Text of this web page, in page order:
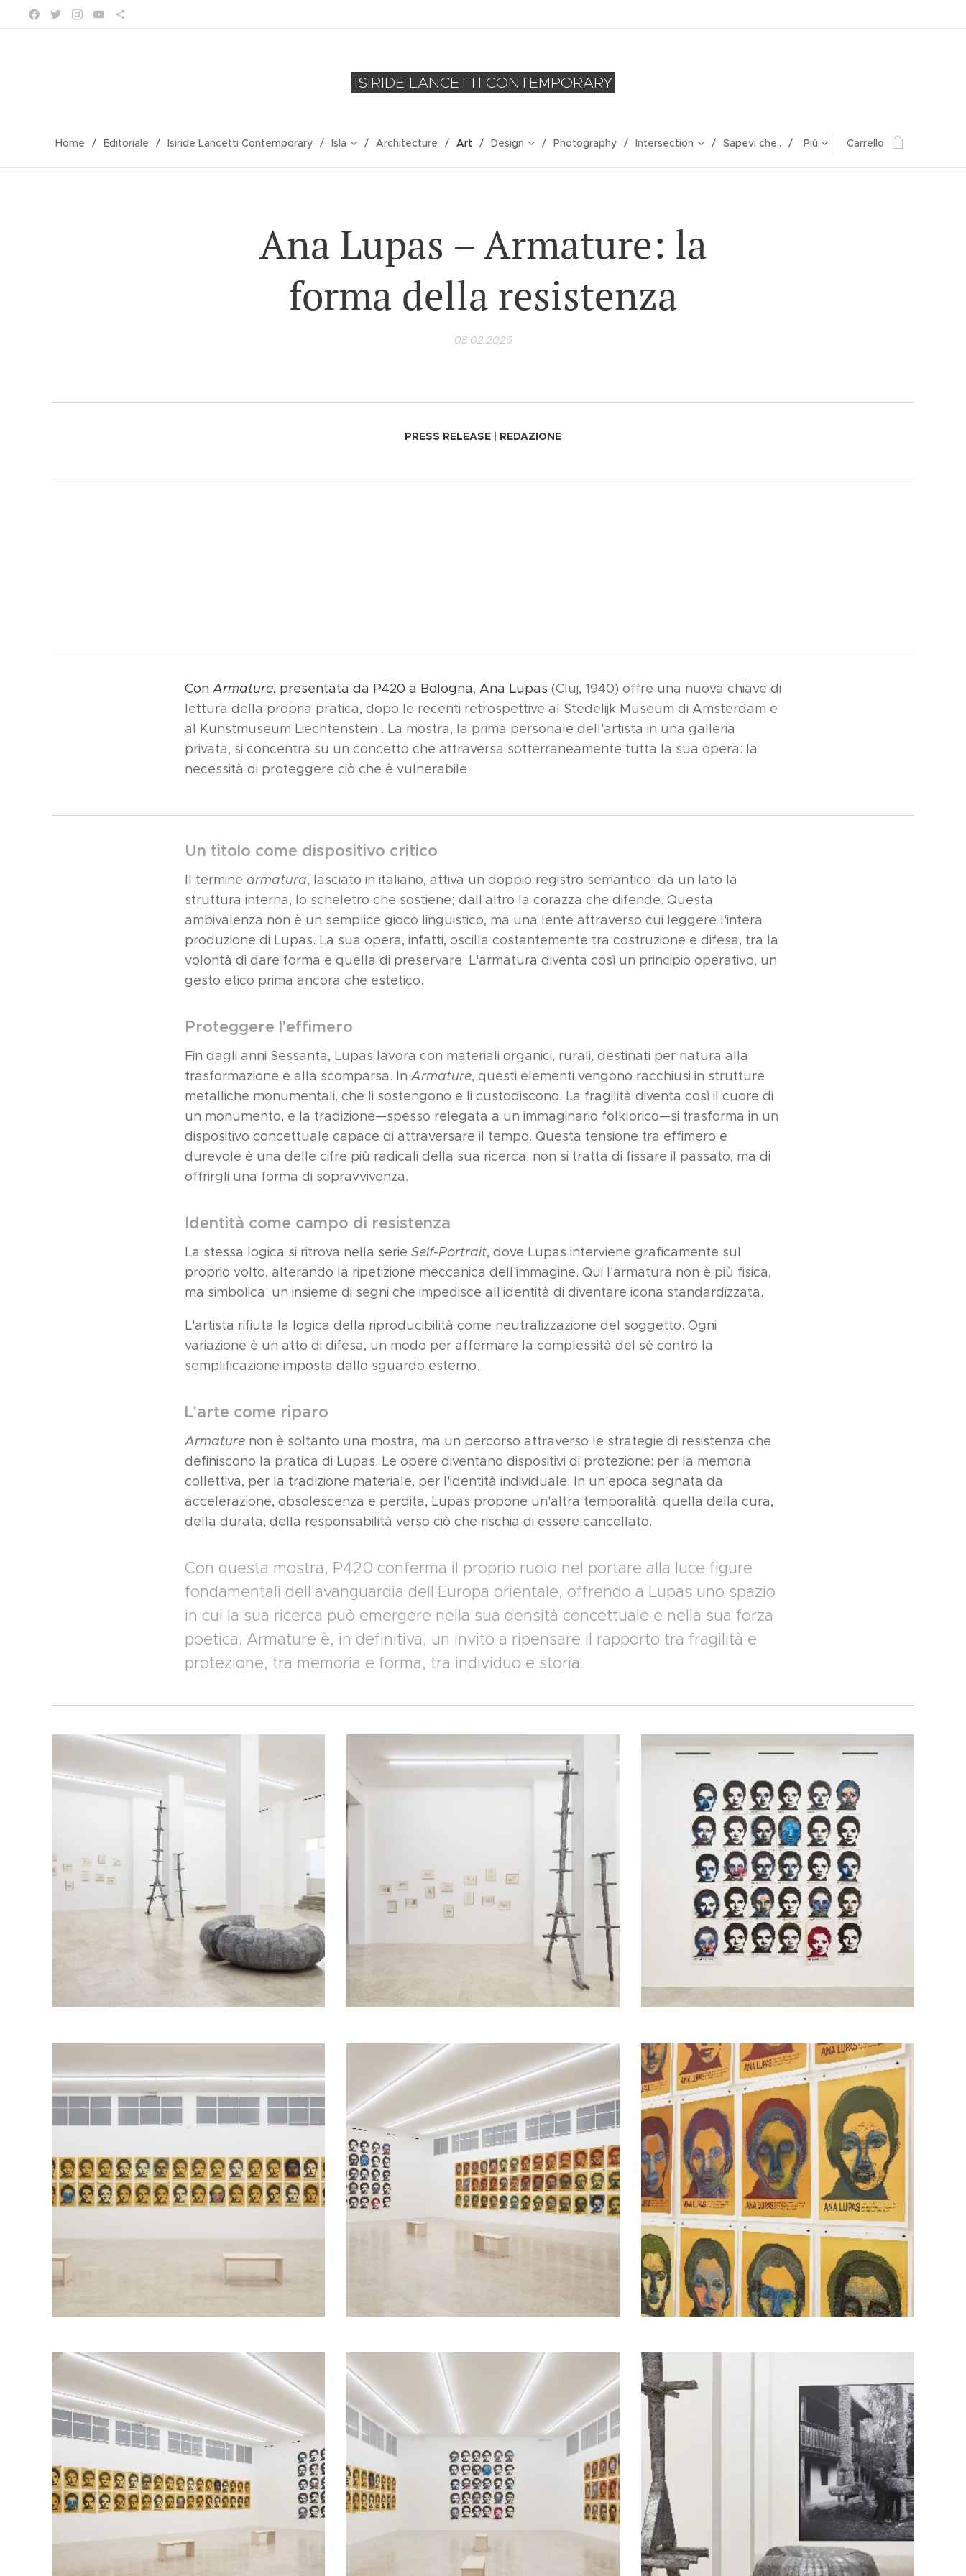
ISIRIDE LANCETTI CONTEMPORARY
Home Editoriale Isiride Lancetti Contemporary Isla Architecture Art Design Photography Intersection Sapevi che.. Più Carrello
Ana Lupas – Armature: la
forma della resistenza
08.02.2026
PRESS RELEASE | REDAZIONE
ConArmature, presentata da P420 a Bologna, Ana Lupas (Cluj, 1940) offre una nuova chiave di
lettura della propria pratica, dopo le recenti retrospettive al Stedelijk Museum di Amsterdam e
al Kunstmuseum Liechtenstein . La mostra, la prima personale dell'artista in una galleria
privata, si concentra su un concetto che attraversa sotterraneamente tutta la sua opera: la
necessità di proteggere ciò che è vulnerabile.
Un titolo come dispositivo critico
Il termine armatura, lasciato in italiano, attiva un doppio registro semantico: da un lato la
struttura interna, lo scheletro che sostiene; dall'altro la corazza che difende. Questa
ambivalenza non è un semplice gioco linguistico, ma una lente attraverso cui leggere l'intera
produzione di Lupas. La sua opera, infatti, oscilla costantemente tra costruzione e difesa, tra la
volontà di dare forma e quella di preservare. L'armatura diventa così un principio operativo, un
gesto etico prima ancora che estetico.
Proteggere l'effimero
Fin dagli anni Sessanta, Lupas lavora con materiali organici, rurali, destinati per natura alla
trasformazione e alla scomparsa. In Armature, questi elementi vengono racchiusi in strutture
metalliche monumentali, che li sostengono e li custodiscono. La fragilità diventa così il cuore di
un monumento, e la tradizione—spesso relegata a un immaginario folklorico—si trasforma in un
dispositivo concettuale capace di attraversare il tempo. Questa tensione tra effimero e
durevole è una delle cifre più radicali della sua ricerca: non si tratta di fissare il passato, ma di
offrirgli una forma di sopravvivenza.
Identità come campo di resistenza
La stessa logica si ritrova nella serie Self-Portrait, dove Lupas interviene graficamente sul
proprio volto, alterando la ripetizione meccanica dell'immagine. Qui l'armatura non è più fisica,
ma simbolica: un insieme di segni che impedisce all'identità di diventare icona standardizzata.
L'artista rifiuta la logica della riproducibilità come neutralizzazione del soggetto. Ogni
variazione è un atto di difesa, un modo per affermare la complessità del sé contro la
semplificazione imposta dallo sguardo esterno.
L'arte come riparo
Armature non è soltanto una mostra, ma un percorso attraverso le strategie di resistenza che
definiscono la pratica di Lupas. Le opere diventano dispositivi di protezione: per la memoria
collettiva, per la tradizione materiale, per l'identità individuale. In un'epoca segnata da
accelerazione, obsolescenza e perdita, Lupas propone un'altra temporalità: quella della cura,
della durata, della responsabilità verso ciò che rischia di essere cancellato.
Con questa mostra, P420 conferma il proprio ruolo nel portare alla luce figure
fondamentali dell'avanguardia dell'Europa orientale, offrendo a Lupas uno spazio
in cui la sua ricerca può emergere nella sua densità concettuale e nella sua forza
poetica. Armature è, in definitiva, un invito a ripensare il rapporto tra fragilità e
protezione, tra memoria e forma, tra individuo e storia.